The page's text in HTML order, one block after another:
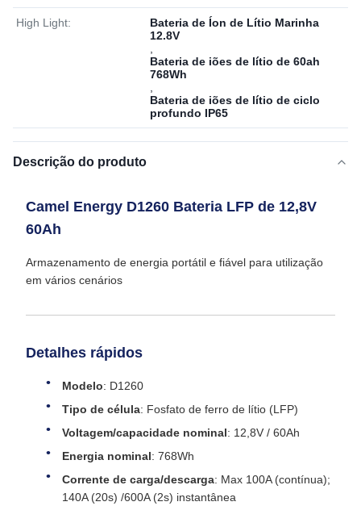
High Light:
Bateria de Íon de Lítio Marinha
12.8V
Bateria de iões de lítio de 60ah
768Wh
Bateria de iões de lítio de ciclo
profundo IP65
Descrição do produto
Camel Energy D1260 Bateria LFP de 12,8V
60Ah
Armazenamento de energia portátil e fiável para utilização
em vários cenários
Detalhes rápidos
Modelo: D1260
Tipo de célula: Fosfato de ferro de lítio (LFP)
Voltagem/capacidade nominal: 12,8V / 60Ah
Energia nominal: 768Wh
Corrente de carga/descarga: Max 100A (contínua);
140A (20s) /600A (2s) instantânea